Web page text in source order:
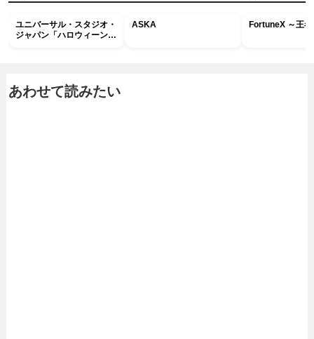
ユニバーサル・スタジオ・
ジャパン「ハロウィーン・
ASKA FortuneX ～王
あわせて読みたい